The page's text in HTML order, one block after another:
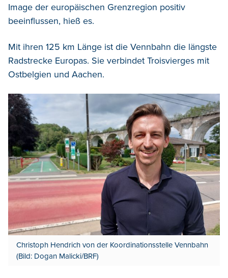
Image der europäischen Grenzregion positiv
beeinflussen, hieß es.
Mit ihren 125 km Länge ist die Vennbahn die längste
Radstrecke Europas. Sie verbindet Troisvierges mit
Ostbelgien und Aachen.
Christoph Hendrich von der Koordinationsstelle Vennbahn
(Bild: Dogan Malicki/BRF)